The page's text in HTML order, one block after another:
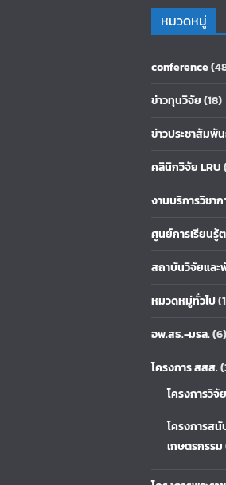
หมวดหมู่
conference
ข่าวทุนวิจัย(18)
ข่าวประชาสัมพั
คลินิกวิจัย LRU
งานบริการวิชาก
ศูนย์การเรียนรู้
สถาบันวิจัยแล
หมวดหมู่ทั่วไป
อพ.สธ.-มรล.(6)
โครงการ สสส.
โครงการวิ
โครงการส
เกษตรกรรม